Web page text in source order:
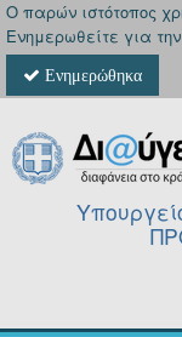
Ο παρών ιστότοπος
Ενημερωθείτε για
Ενημερώθηκα